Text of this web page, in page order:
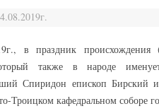
в праздник
также в народе
Спиридон епископ Бирский
Троицком кафедральном соборе